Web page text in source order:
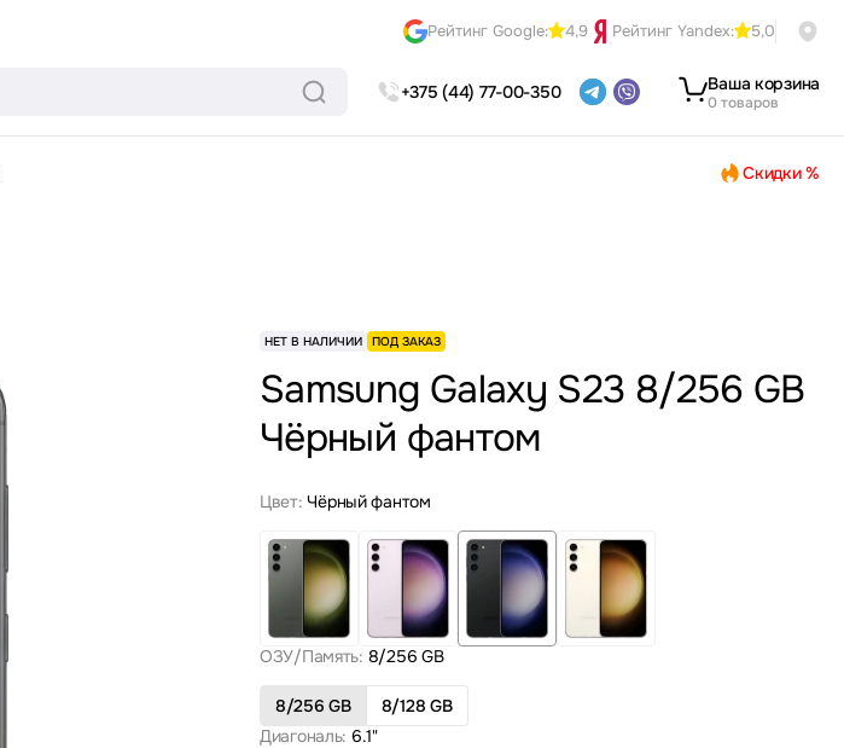
Рейтинг Google: 4,9 Рейтинг Yandex: 5,0
+375 (44) 77-00-350 Ваша корзина
0 товаров
Скидки %
НЕТ В НАЛИЧИИ ПОД ЗАКАЗ
Samsung Galaxy S23 8/256 GB
Чёрный фантом
Цвет: Чёрный фантом
ОЗУ/Память: 8/256 GB
8/256 GB
8/128 GB
Диагональ: 6.1"